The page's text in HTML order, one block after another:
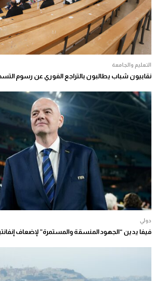
التعليم والجامعة
نقابيون شباب يطالبون بالتراجع الفوري عن رسوم
دولي
فيفا يدين “الجهود المنسقة والمستمرة” لإضعاف